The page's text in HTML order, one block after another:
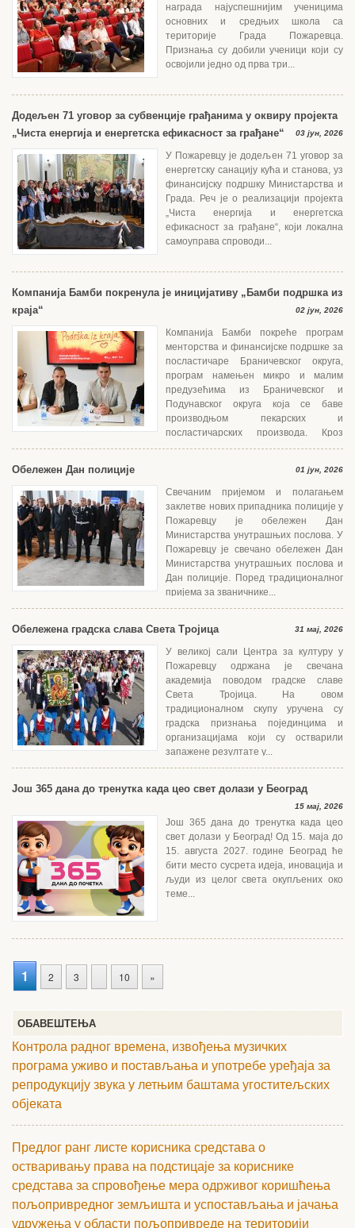
награда најуспешнијим ученицима
основних и средњих школа са
територије Града Пожаревца.
Признања су добили ученици који су
освојили једно од прва три...
Додељен 71 уговор за субвенције грађанима у оквиру пројекта
„Чиста енергија и енергетска ефикасност за грађане“
03 јун, 2026
У Пожаревцу је додељен 71 уговор за
енергетску санацију кућа и станова, уз
финансијску подршку Министарства и
Града. Реч је о реализацији пројекта
„Чиста енергија и енергетска
ефикасност за грађане“, који локална
самоуправа спроводи...
Компанија Бамби покренула је иницијативу „Бамби подршка из
краја“
02 јун, 2026
Компанија Бамби покреће програм
менторства и финансијске подршке за
посластичаре Браничевског округа,
програм намењен микро и малим
предузећима из Браничевског и
Подунавског округа која се баве
производњом пекарских и
посластичарских производа. Кроз
едукацију, менторски...
Обележен Дан полиције 01 јун, 2026
Свечаним пријемом и полагањем
заклетве нових припадника полиције у
Пожаревцу је обележен Дан
Министарства унутрашњих послова. У
Пожаревцу је свечано обележен Дан
Министарства унутрашњих послова и
Дан полиције. Поред традиционалног
пријема за званичнике...
Обележена градска слава Света Тројица 31 мај, 2026
У великој сали Центра за културу у
Пожаревцу одржана је свечана
академија поводом градске славе
Света Тројица. На овом
традиционалном скупу уручена су
градска признања појединцима и
организацијама који су остварили
запажене резултате у...
Још 365 дана до тренутка када цео свет долази у Београд
15 мај, 2026
Још 365 дана до тренутка када цео
свет долази у Београд! Од 15. маја до
15. августа 2027. године Београд ће
бити место сусрета идеја, иновација и
људи из целог света окупљених око
теме...
1 2 3 10 »
ОБАВЕШТЕЊА
Контрола радног времена, извођења музичких
програма уживо и постављања и употребе уређаја за
репродукцију звука у летњим баштама угоститељских
објеката
Предлог ранг листе корисника средстава о
остваривању права на подстицаје за кориснике
средстава за спровођење мера одрживог коришћења
пољопривредног земљишта и успостављања и јачања
удружења у области пољопривреде на територији